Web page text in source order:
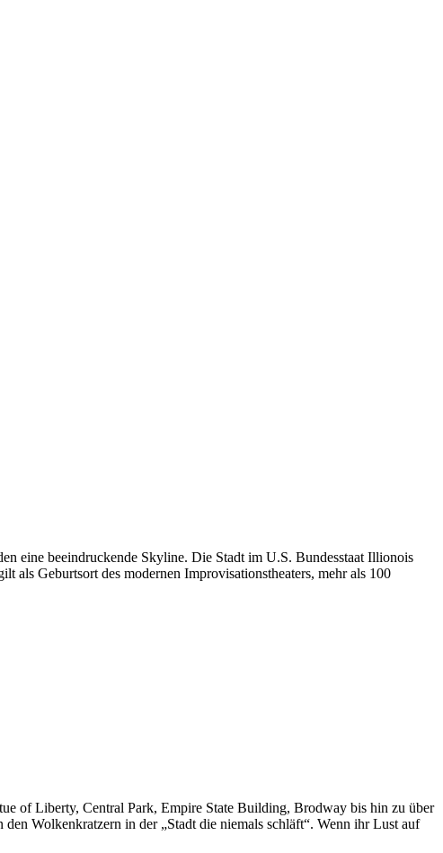
eine beeindruckende Skyline. Die Stadt im U.S. Bundesstaat Illionois
als Geburtsort des modernen Improvisationstheaters, mehr als 100
of Liberty, Central Park, Empire State Building, Brodway bis hin zu über
Wolkenkratzern in der „Stadt die niemals schläft“. Wenn ihr Lust auf